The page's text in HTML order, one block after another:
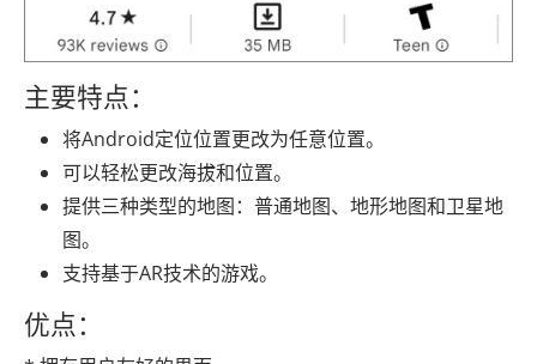
主要特点：
将Android定位位置更改为任意位置。
可以轻松更改海拔和位置。
提供三种类型的地图：普通地图、地形地图和卫星地
图。
支持基于AR技术的游戏。
优点：